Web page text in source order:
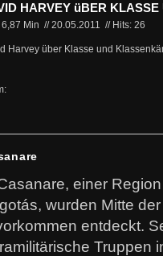
HARVEY üBER
6,87 Min //20.05.2011 // Hits: 26
Harvey über Klasse und
einer
wurden Mitte
entdeckt.
Truppen